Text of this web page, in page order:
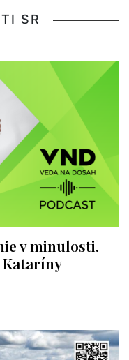
SR
v minulosti.
Kataríny